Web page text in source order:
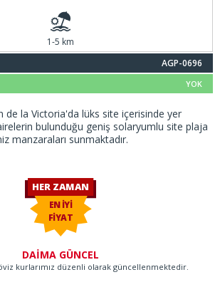
1-5 km
AGP-0696
YOK
de la Victoria'da lüks site içerisinde yer
bulunduğu geniş solaryumlu site plaja
manzaraları sunmaktadır.
HER ZAMAN
EN İYİ
FİYAT
DAİMA GÜNCEL
kurlarımız düzenli olarak güncellenmektedir.